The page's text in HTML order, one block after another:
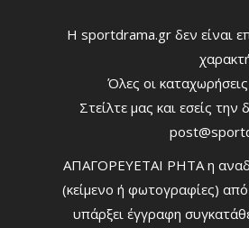
Η sportdrama.gr δεν είναι
Όλες οι
Στείλτε μας και εσείς την
ΑΠΑΓΟΡΕΥΕΤΑΙ ΡΗΤΑ η
(κείμενο ή φωτογραφίες)
υπάρξει έγγραφη